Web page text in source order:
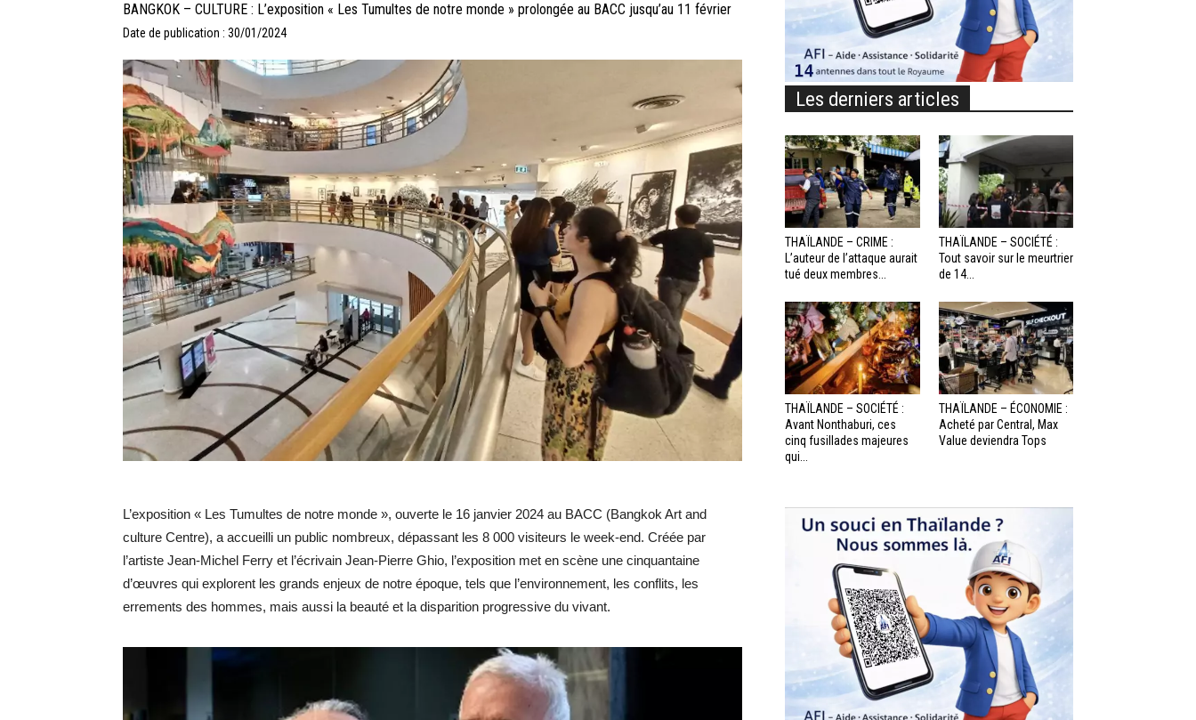
BANGKOK – CULTURE : L’exposition « Les Tumultes de notre monde » prolongée au BACC jusqu’au 11 février
Date de publication : 30/01/2024
L’exposition « Les Tumultes de notre monde », ouverte le 16 janvier 2024 au BACC (Bangkok Art and
culture Centre), a accueilli un public nombreux, dépassant les 8 000 visiteurs le week-end. Créée par
l’artiste Jean-Michel Ferry et l’écrivain Jean-Pierre Ghio, l’exposition met en scène une cinquantaine
d’œuvres qui explorent les grands enjeux de notre époque, tels que l’environnement, les conflits, les
errements des hommes, mais aussi la beauté et la disparition progressive du vivant.
Les derniers articles
THAÏLANDE – CRIME :
L’auteur de l’attaque aurait
tué deux membres...
THAÏLANDE – SOCIÉTÉ :
Tout savoir sur le meurtrier
de 14...
THAÏLANDE – SOCIÉTÉ :
Avant Nonthaburi, ces
cinq fusillades majeures
qui...
THAÏLANDE – ÉCONOMIE :
Acheté par Central, Max
Value deviendra Tops